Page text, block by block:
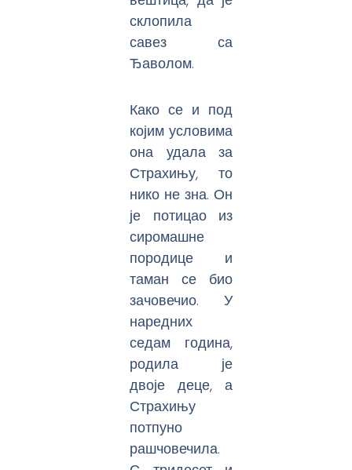
склопила
савез са
Ђаволом.
Како се и под
којим условима
она удала за
Страхињу, то
нико не зна. Он
је потицао из
сиромашне
породице и
таман се био
зачовечио. У
наредних
седам година,
родила је
двоје деце, а
Страхињу
потпуно
рашчовечила.